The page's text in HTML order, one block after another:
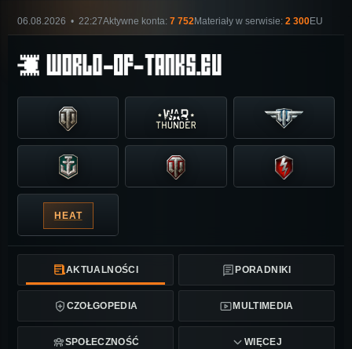
06.08.2026 • 22:27Aktywne konta: 7 752Materiały w serwisie: 2 300EU
HEAT
AKTUALNOŚCI PORADNIKI
CZOŁGOPEDIA MULTIMEDIA
SPOŁECZNOŚĆ WIĘCEJ